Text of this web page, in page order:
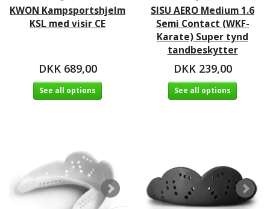
KWON Kampsportshjelm
KSL med visir CE
DKK 689,00
See all options
SISU AERO Medium 1.6
Semi Contact (WKF-
Karate) Super tynd
tandbeskytter
DKK 239,00
See all options